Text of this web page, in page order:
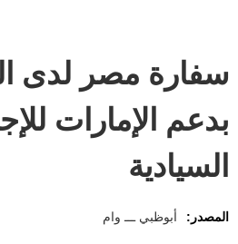
سفارة مصر لدى
بدعم الإمارات
السيادية
المصدر: أبوظبي ـــ وام